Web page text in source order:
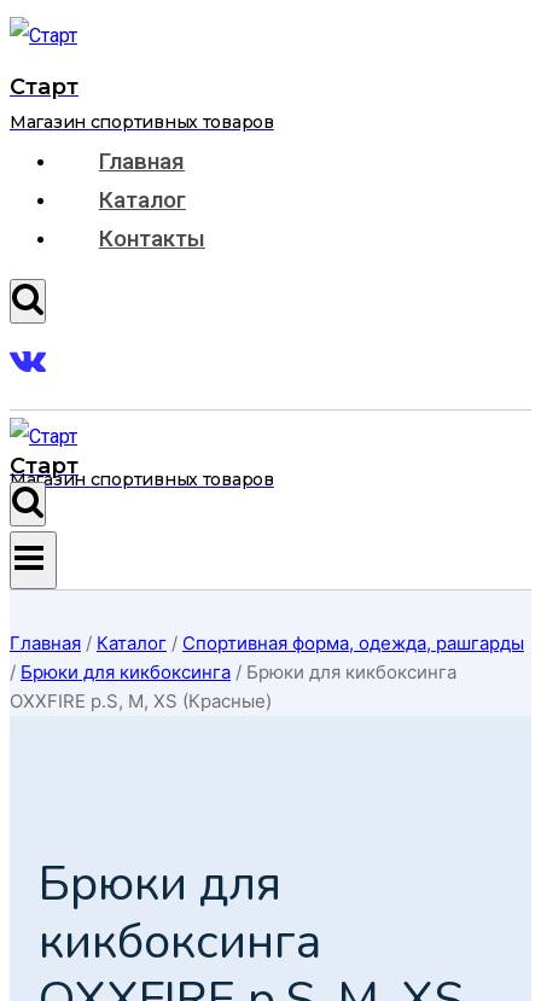
Перейти
содержимому
Старт
Магазин спортивных товаров
Главная
Каталог
Контакты
Старт
Магазин спортивных товаров
Главная / Каталог / Спортивная форма, одежда, рашгарды
/ Брюки для кикбоксинга / Брюки для кикбоксинга
OXXFIRE р.S, M, XS (Красные)
Брюки для
кикбоксинга